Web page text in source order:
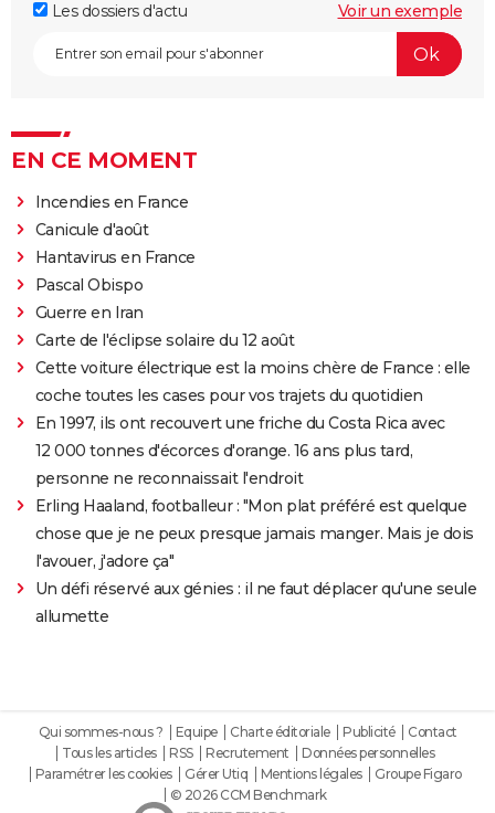
Les dossiers d'actu
Voir un exemple
EN CE MOMENT
Incendies en France
Canicule d'août
Hantavirus en France
Pascal Obispo
Guerre en Iran
Carte de l'éclipse solaire du 12 août
Cette voiture électrique est la moins chère de France : elle
coche toutes les cases pour vos trajets du quotidien
En 1997, ils ont recouvert une friche du Costa Rica avec
12 000 tonnes d'écorces d'orange. 16 ans plus tard,
personne ne reconnaissait l'endroit
Erling Haaland, footballeur : "Mon plat préféré est quelque
chose que je ne peux presque jamais manger. Mais je dois
l'avouer, j'adore ça"
Un défi réservé aux génies : il ne faut déplacer qu'une seule
allumette
Qui sommes-nous ? Equipe Charte éditoriale Publicité
Contact
Tous les articles
RSS Recrutement
Données personnelles
Paramétrer les cookies
Gérer Utiq Mentions légales
Groupe Figaro
© 2026 CCM Benchmark